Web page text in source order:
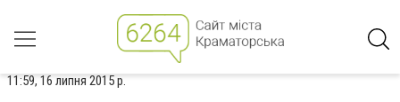
11:59, 16 липня 2015 р.